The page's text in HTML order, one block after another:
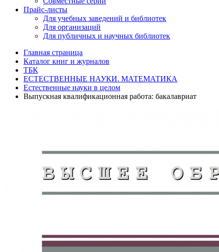
Прайс-листы
Для учебных заведений и библиотек
Для организаций
Для публичных и научных библиотек
Главная страница
Каталог книг и журналов
ТБК
ЕСТЕСТВЕННЫЕ НАУКИ. МАТЕМАТИКА
Естественные науки в целом
Выпускная квалификационная работа: бакалавриат